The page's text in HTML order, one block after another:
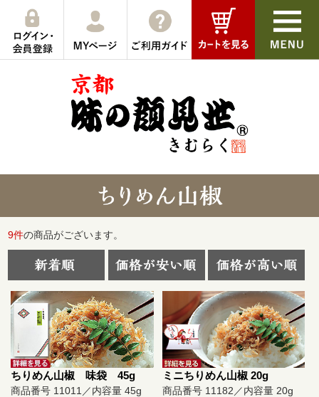
9件の商品がございます。
ちりめん山椒 味袋 45g
商品番号 11011／内容量 45g
ミニちりめん山椒 20g
商品番号 11182／内容量 20g